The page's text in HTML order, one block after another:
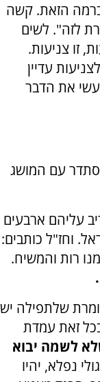
ברמה הזאת. קשה
לזה". לשים
זו צניעות.
עדיין
את הדבר
עם המושג
עליהם ארבעים
וחז"ל כותבים:
רות והמשיח.
שלתפילה יש
זאת עמדת
לשמה יבוא
נפלא, יהיו